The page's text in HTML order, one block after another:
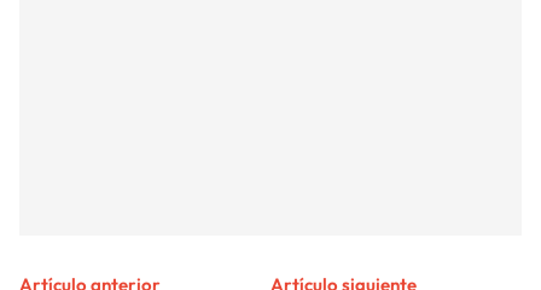
Artículo anterior Artículo siguiente